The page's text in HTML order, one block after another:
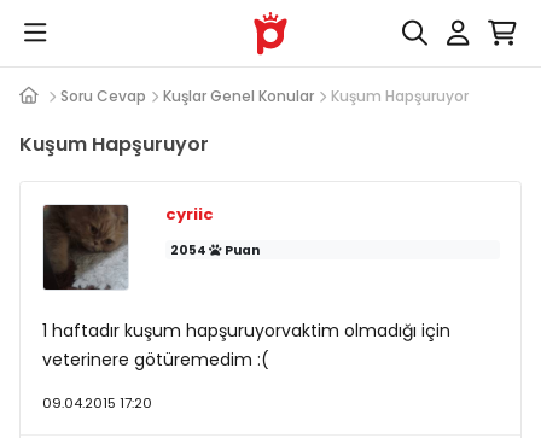
Soru Cevap Kuşlar Genel Konular Kuşum Hapşuruyor
Kuşum Hapşuruyor
cyriic
2054 Puan
1 haftadır kuşum hapşuruyorvaktim olmadığı için
veterinere götüremedim :(
09.04.2015 17:20